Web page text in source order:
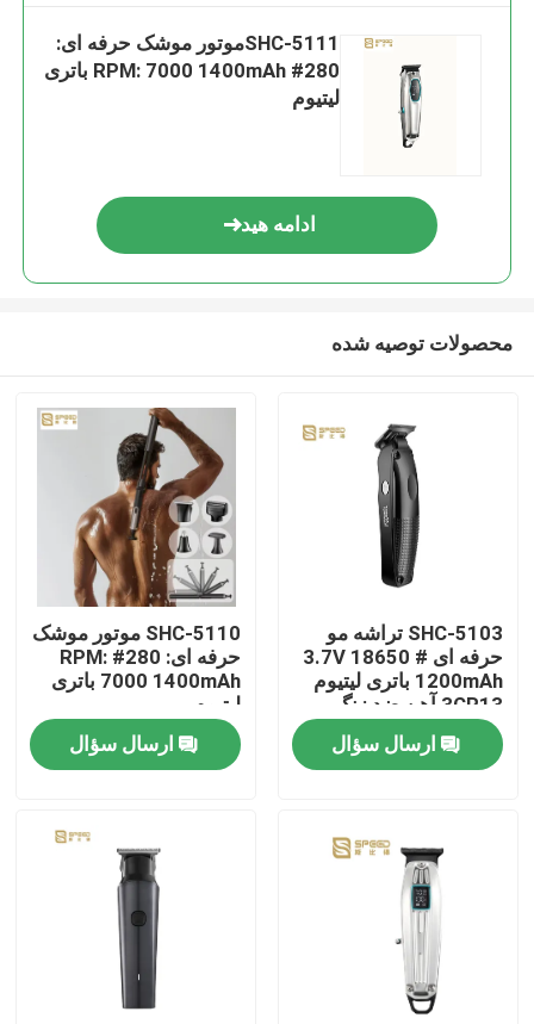
محصولات
SHC-5111موتور موشک حرفه ای:
280# RPM: 7000 1400mAh باتری
لیتیوم
ادامه هید
محصولات توصیه شده
SHC-5103 تراشه مو
حرفه ای 3.7V 18650 #
1200mAh باتری لیتیوم
3CR13 آهن ضد زنگ
ارسال سؤال
SHC-5110 موتور موشک
حرفه ای: 280# RPM:
7000 1400mAh باتری
لیتیوم
ارسال سؤال